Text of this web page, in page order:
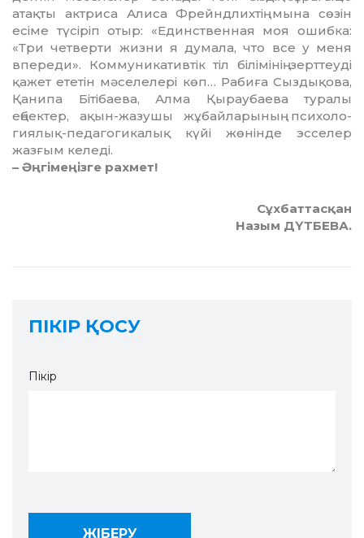
атақты актриса Алиса Фрейндлихтің мына сөзін
есіме түсіріп отыр: «Единс­твенная моя ошибка:
«Три чет­верти жизни я думала, что все у меня
впереди». Коммуникативтік тіл білімінің зерттеуді
қажет ететін мәселелері көп… Рабиға Сызды­қова,
Қанипа Бітібаева, Алма Қы­раубаева туралы
еңбектер, ақын-жазушы жұбайларының пси­холо­
гиялық-педагогикалық күйі жөнінде эссе­лер
жазғым келеді.
– Әңгімеңізге рахмет!
Сұхбаттасқан
Назым ДҮТБЕВА.
ПІКІР ҚОСУ
Пікір